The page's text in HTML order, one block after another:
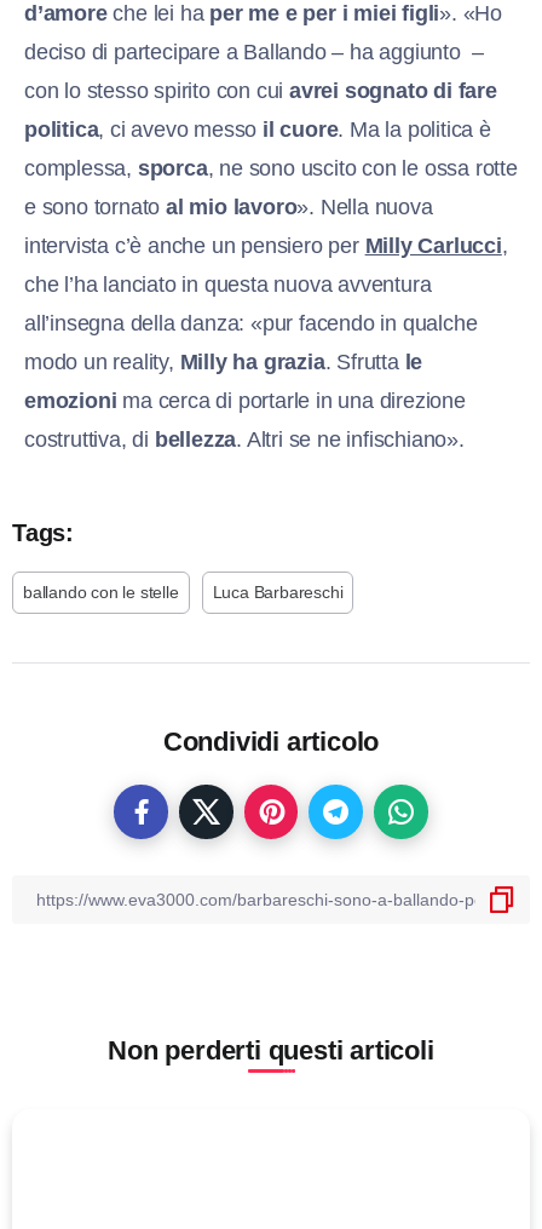
d’amoreche lei ha per me e per i miei figli». «Ho
deciso di partecipare a Ballando – ha aggiunto –
con lo stesso spirito con cuiavrei sognato di fare
politica, ci avevo messo il cuore. Ma la politica è
complessa, sporca, ne sono uscito con le ossa rotte
e sono tornatoal mio lavoro». Nella nuova
intervista c’è anche un pensiero per Milly Carlucci,
che l’ha lanciato in questa nuova avventura
all’insegna della danza: «pur facendo in qualche
modo un reality, Milly ha grazia. Sfrutta le
emozioni ma cerca di portarle in una direzione
costruttiva, di bellezza. Altri se ne infischiano».
Tags:
ballando con le stelle Luca Barbareschi
Condividi articolo
Non perderti questi articoli